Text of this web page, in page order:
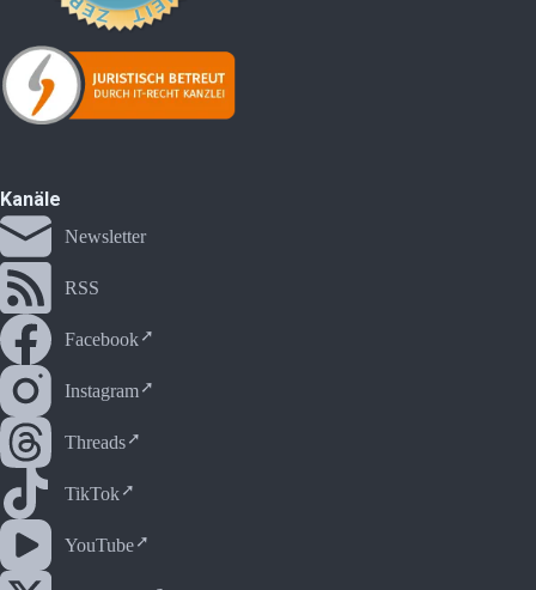
RSS
Facebook
Instagram
Threads
TikTok
YouTube